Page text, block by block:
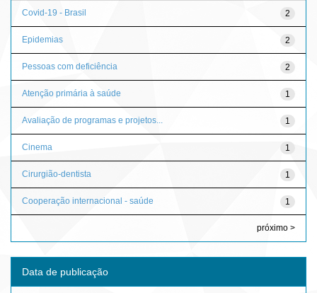
2
Covid-19 - Brasil
2
Epidemias
2
Pessoas com deficiência
1
Atenção primária à saúde
1
Avaliação de programas e projetos...
1
Cinema
1
Cirurgião-dentista
1
Cooperação internacional - saúde
próximo >
Data de publicação